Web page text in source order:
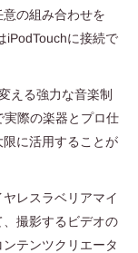
の組み合わせを
iPodTouchに接続で
える強力な音楽制
際の楽器とプロ仕
に活用することが
レスラベリアマイ
撮影するビデオの
テンツクリエータ